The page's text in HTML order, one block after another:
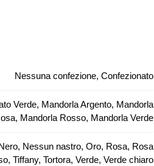
Nessuna confezione, Confezionato
Verde, Mandorla Argento, Mandorla
Mandorla Rosso, Mandorla Verde
Nessun nastro, Oro, Rosa, Rosa
Tiffany, Tortora, Verde, Verde chiaro